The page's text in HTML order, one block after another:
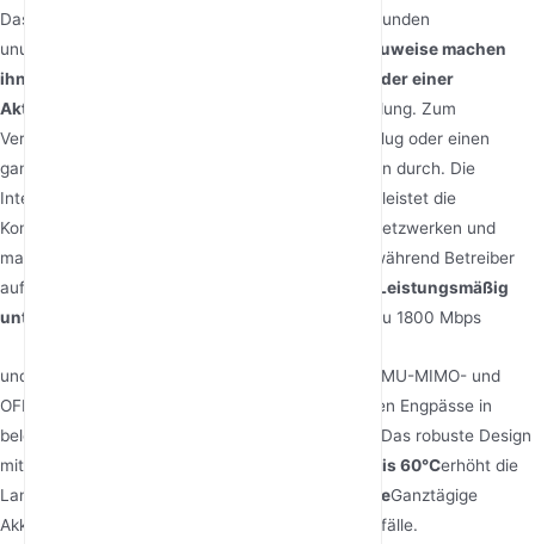
Das
über 12 Stunden
ununterbrochene Nutzung
) und die kompakte Bauweise machen
ihn perfekt zum Verstauen in einem Rucksack oder einer
Aktentasche, während der
mit einer einzigen Ladung. Zum
Vergleich: Dieser Router hält einen Langstreckenflug oder einen
ganzen Tag voller Outdoor-Events ohne Nachladen durch. Die
Integration von
gewährleistet die
Kompatibilität mit bestehenden und zukünftigen Netzwerken und
macht ihn zu einer zukunftssicheren Investition, während Betreiber
auf die eigenständige 5G-Infrastruktur umstellen.
Leistungsmäßig
unterstützt er
WiFi 6 Geschwindigkeiten von bis zu 1800 Mbps
und unterstützt gleichzeitig
, dank MU-MIMO- und
OFDMA-Technologien. Diese Funktionen reduzieren Engpässe in
belebten Bereichen wie Konferenzen oder Cafés. Das robuste Design
mit einem Betriebstemperaturbereich von
-20°C bis 60°Cerhöht die
Langlebigkeit in rauen Umgebungen.
HauptvorteileGanztägige
Akkulaufzeit: Perfekt für Roadtrips oder Stromausfälle.